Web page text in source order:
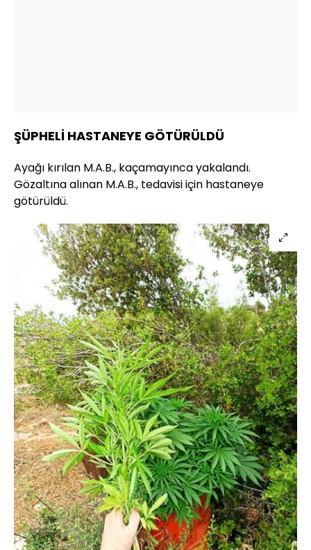
ŞÜPHELİ HASTANEYE GÖTÜRÜLDÜ
Ayağı kırılan M.A.B., kaçamayınca yakalandı.
Gözaltına alınan M.A.B., tedavisi için hastaneye
götürüldü.